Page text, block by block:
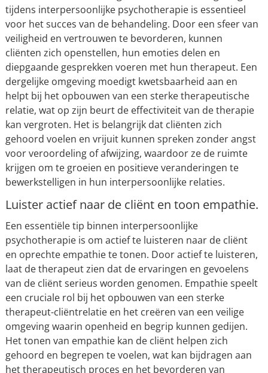
tijdens interpersoonlijke psychotherapie is essentieel
voor het succes van de behandeling. Door een sfeer van
veiligheid en vertrouwen te bevorderen, kunnen
cliënten zich openstellen, hun emoties delen en
diepgaande gesprekken voeren met hun therapeut. Een
dergelijke omgeving moedigt kwetsbaarheid aan en
helpt bij het opbouwen van een sterke therapeutische
relatie, wat op zijn beurt de effectiviteit van de therapie
kan vergroten. Het is belangrijk dat cliënten zich
gehoord voelen en vrijuit kunnen spreken zonder angst
voor veroordeling of afwijzing, waardoor ze de ruimte
krijgen om te groeien en positieve veranderingen te
bewerkstelligen in hun interpersoonlijke relaties.
Luister actief naar de cliënt en toon empathie.
Een essentiële tip binnen interpersoonlijke
psychotherapie is om actief te luisteren naar de cliënt
en oprechte empathie te tonen. Door actief te luisteren,
laat de therapeut zien dat de ervaringen en gevoelens
van de cliënt serieus worden genomen. Empathie speelt
een cruciale rol bij het opbouwen van een sterke
therapeut-cliëntrelatie en het creëren van een veilige
omgeving waarin openheid en begrip kunnen gedijen.
Het tonen van empathie kan de cliënt helpen zich
gehoord en begrepen te voelen, wat kan bijdragen aan
het therapeutisch proces en het bevorderen van